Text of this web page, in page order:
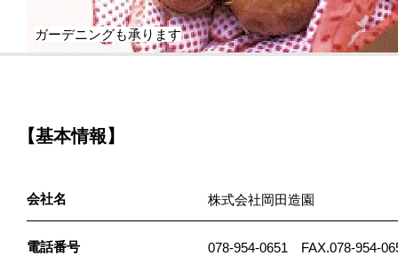
ガーデニングも承ります
【基本情報】
会社名 株式会社岡田造園
電話番号 078-954-0651 FAX.078-954-